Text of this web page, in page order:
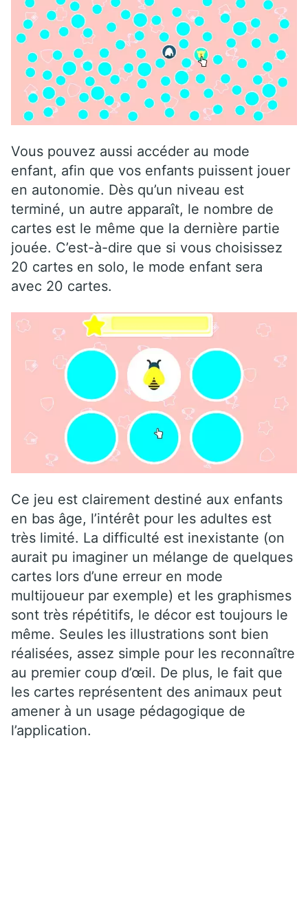
Vous pouvez aussi accéder au mode
enfant, afin que vos enfants puissent jouer
en autonomie. Dès qu’un niveau est
terminé, un autre apparaît, le nombre de
cartes est le même que la dernière partie
jouée. C’est-à-dire que si vous choisissez
20 cartes en solo, le mode enfant sera
avec 20 cartes.
Ce jeu est clairement destiné aux enfants
en bas âge, l’intérêt pour les adultes est
très limité. La difficulté est inexistante (on
aurait pu imaginer un mélange de quelques
cartes lors d’une erreur en mode
multijoueur par exemple) et les graphismes
sont très répétitifs, le décor est toujours le
même. Seules les illustrations sont bien
réalisées, assez simple pour les reconnaître
au premier coup d’œil. De plus, le fait que
les cartes représentent des animaux peut
amener à un usage pédagogique de
l’application.